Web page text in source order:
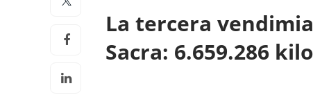
La tercera
Sacra: 6.659.286